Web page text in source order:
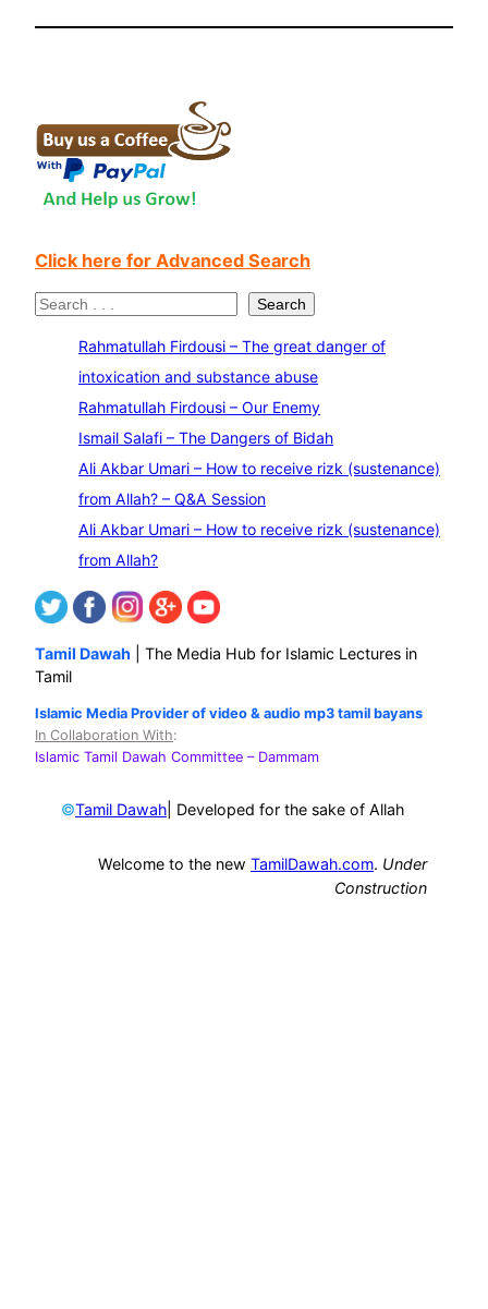
Click here for Advanced Search
S
Search
Rahmatullah Firdousi – The great danger of
intoxication and substance abuse
Rahmatullah Firdousi – Our Enemy
Ismail Salafi – The Dangers of Bidah
Ali Akbar Umari – How to receive rizk (sustenance)
from Allah? – Q&A Session
Ali Akbar Umari – How to receive rizk (sustenance)
from Allah?
Tamil Dawah | The Media Hub for Islamic Lectures in
Tamil
Islamic Media Provider of video & audio mp3 tamil bayans
In Collaboration With:
Islamic Tamil Dawah Committee – Dammam
©Tamil Dawah | Developed for the sake of Allah
Welcome to the new TamilDawah.com. Under
Construction